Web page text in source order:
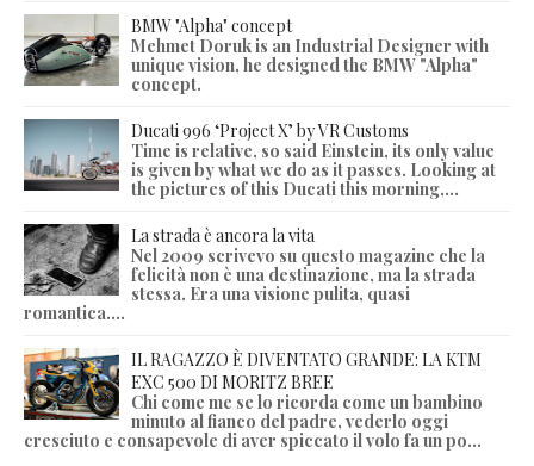
BMW "Alpha" concept
Mehmet Doruk is an Industrial Designer with
unique vision, he designed the BMW "Alpha"
concept.
Ducati 996 ‘Project X’ by VR Customs
Time is relative, so said Einstein, its only value
is given by what we do as it passes. Looking at
the pictures of this Ducati this morning,...
La strada è ancora la vita
Nel 2009 scrivevo su questo magazine che la
felicità non è una destinazione, ma la strada
stessa. Era una visione pulita, quasi
romantica....
IL RAGAZZO È DIVENTATO GRANDE: LA KTM
EXC 500 DI MORITZ BREE
Chi come me se lo ricorda come un bambino
minuto al fianco del padre, vederlo oggi
cresciuto e consapevole di aver spiccato il volo fa un po...